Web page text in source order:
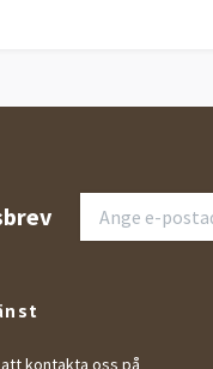
kontakta oss på